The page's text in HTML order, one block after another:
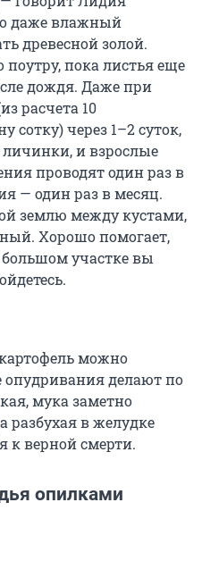
даже влажный
древесной золой.
поутру, пока листья еще
дождя. Даже при
расчета 10
сотку) через 1–2 суток,
и взрослые
проводят один раз в
— один раз в месяц.
землю между кустами,
Хорошо помогает,
участке вы
можно
опудривания делают по
мука заметно
разбухая в желудке
к верной смерти.
опилками